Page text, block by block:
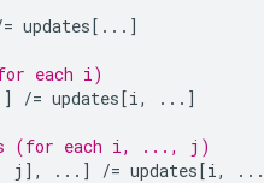
updates[...]
each i)
/= updates[i, ...]
(for each i, ..., j)
j ], ...] /= updates[i,